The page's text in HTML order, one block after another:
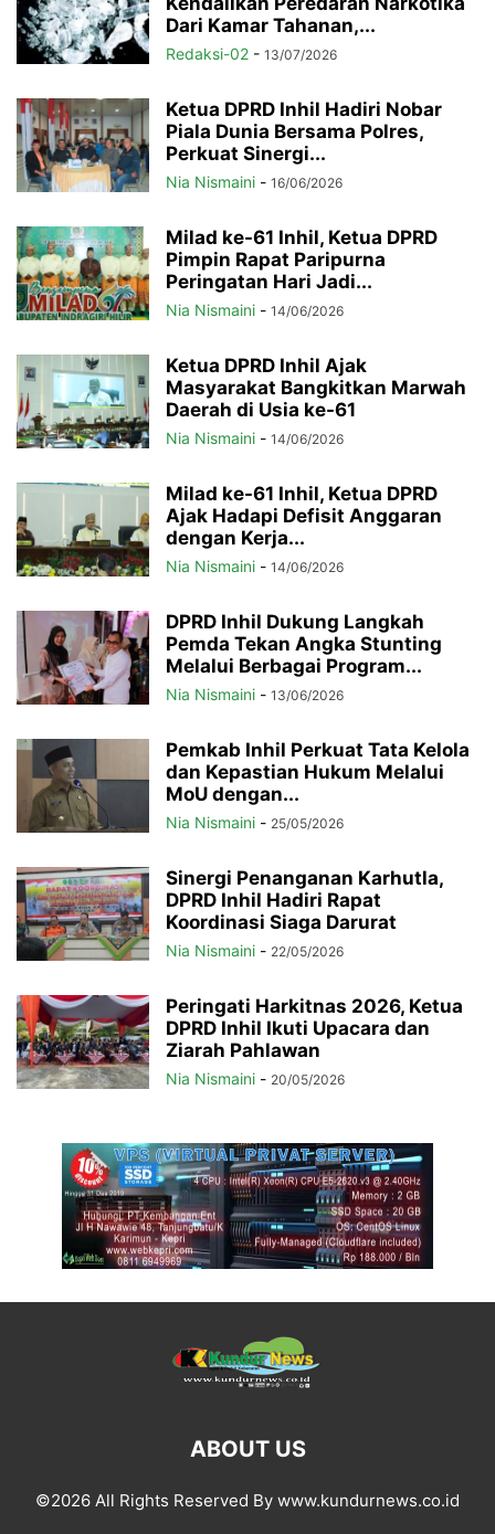
Dari Kamar Tahanan,...
Redaksi-02 - 13/07/2026
Ketua DPRD Inhil Hadiri Nobar
Piala Dunia Bersama Polres,
Perkuat Sinergi...
Nia Nismaini - 16/06/2026
Milad ke-61 Inhil, Ketua DPRD
Pimpin Rapat Paripurna
Peringatan Hari Jadi...
Nia Nismaini - 14/06/2026
Ketua DPRD Inhil Ajak
Masyarakat Bangkitkan Marwah
Daerah di Usia ke-61
Nia Nismaini - 14/06/2026
Milad ke-61 Inhil, Ketua DPRD
Ajak Hadapi Defisit Anggaran
dengan Kerja...
Nia Nismaini - 14/06/2026
DPRD Inhil Dukung Langkah
Pemda Tekan Angka Stunting
Melalui Berbagai Program...
Nia Nismaini - 13/06/2026
Pemkab Inhil Perkuat Tata Kelola
dan Kepastian Hukum Melalui
MoU dengan...
Nia Nismaini - 25/05/2026
Sinergi Penanganan Karhutla,
DPRD Inhil Hadiri Rapat
Koordinasi Siaga Darurat
Nia Nismaini - 22/05/2026
Peringati Harkitnas 2026, Ketua
DPRD Inhil Ikuti Upacara dan
Ziarah Pahlawan
Nia Nismaini - 20/05/2026
ABOUT US
©2026 All Rights Reserved By www.kundurnews.co.id